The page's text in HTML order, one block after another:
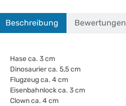
Beschreibung Bewertungen
Hase ca. 3 cm
Dinosaurier ca. 5,5 cm
Flugzeug ca. 4 cm
Eisenbahnlock ca. 3 cm
Clown ca. 4 cm